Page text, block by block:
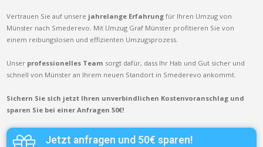
Vertrauen Sie auf unsere jahrelange Erfahrung für Ihren Umzug von
Münster nach Smederevo. Mit Umzug Graf Münster profitieren Sie von
einem reibungslosen und effizienten Umzugsprozess.
Unser professionelles Team sorgt dafür, dass Ihr Hab und Gut sicher und
schnell von Münster an Ihrem neuen Standort in Smederevo ankommt.
Sichern Sie sich jetzt Ihren unverbindlichen Kostenvoranschlag und
sparen Sie bei einer Anfragen 50€!
Jetzt anfragen und 50€ sparen!